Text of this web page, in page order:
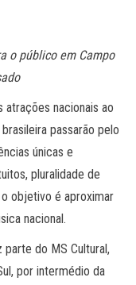
o público em Campo
atrações nacionais ao
passarão pelo
únicas e
pluralidade de
objetivo é aproximar
nacional.
do MS Cultural,
por intermédio da